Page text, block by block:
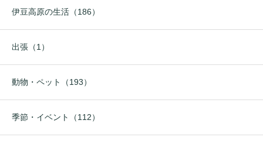
伊豆高原の生活（186）
出張（1）
動物・ペット（193）
季節・イベント（112）